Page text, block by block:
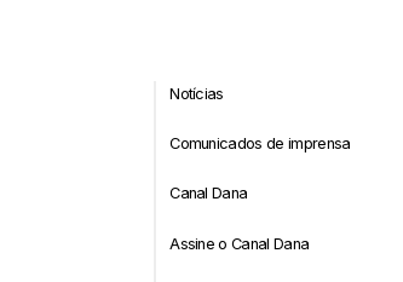
Notícias
Comunicados de imprensa
Canal Dana
Assine o Canal Dana